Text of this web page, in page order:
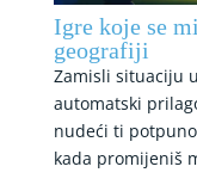
Igre koje se
geografiji
Zamisli situaciju
automatski
nudeći ti
kada promijeniš